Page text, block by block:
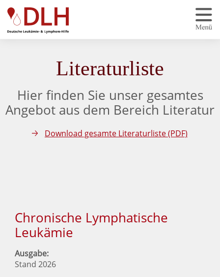
Zum Hauptinhalt springen
Literaturliste
Hier finden Sie unser gesamtes
Angebot aus dem Bereich Literatur
Download gesamte Literaturliste (PDF)
Chronische Lymphatische
Leukämie
Ausgabe:
Stand 2026